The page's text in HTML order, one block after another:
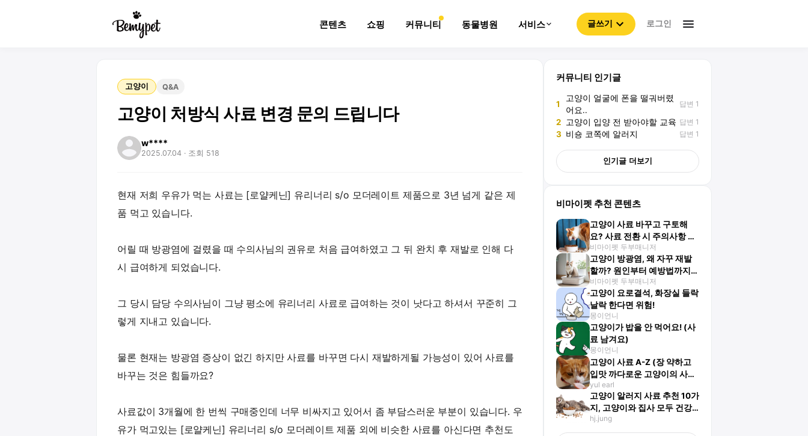
콘텐츠 쇼핑 커뮤니티 동물병원 서비스 글쓰기 로그인
고양이 Q&A
고양이 처방식 사료 변경 문의 드립니다
w****
2025.07.04 · 조회 518
현재 저희 우유가 먹는 사료는 [로얄케닌] 유리너리 s/o 모더레이트 제품으로 3년 넘게 같은 제
품 먹고 있습니다.
어릴 때 방광염에 걸렸을 때 수의사님의 권유로 처음 급여하였고 그 뒤 완치 후 재발로 인해 다
시 급여하게 되었습니다.
그 당시 담당 수의사님이 그냥 평소에 유리너리 사료로 급여하는 것이 낫다고 하셔서 꾸준히 그
렇게 지내고 있습니다.
물론 현재는 방광염 증상이 없긴 하지만 사료를 바꾸면 다시 재발하게될 가능성이 있어 사료를
바꾸는 것은 힘들까요?
사료값이 3개월에 한 번씩 구매중인데 너무 비싸지고 있어서 좀 부담스러운 부분이 있습니다. 우
유가 먹고있는 [로얄케닌] 유리너리 s/o 모더레이트 제품 외에 비슷한 사료를 아신다면 추천도
커뮤니티 인기글
1
고양이 얼굴에 폰을 떨궈버렸
어요..
답변 1
2 고양이 입양 전 받아야할 교육 답변 1
3 비숑 코쪽에 알러지 답변 1
인기글 더보기
비마이펫 추천 콘텐츠
고양이 사료 바꾸고 구토해
요? 사료 전환 시 주의사항 총
정리
비마이펫 두부매니저
고양이 방광염, 왜 자꾸 재발
할까? 원인부터 예방법까지
총정리
비마이펫 두부매니저
고양이 요로결석, 화장실 들락
날락 한다면 위험!
몽이언니
고양이가 밥을 안 먹어요! (사
료 남겨요)
몽이언니
고양이 사료 A-Z (장 약하고
입맛 까다로운 고양이의 사료
7종 분석)
yul earl
고양이 알러지 사료 추천 10가
지, 고양이와 집사 모두 건강
하게 지내고 싶다면?
hj.jung